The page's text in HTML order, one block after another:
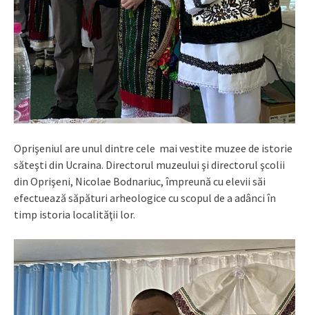
Oprişeniul are unul dintre cele mai vestite muzee de istorie
săteşti din Ucraina. Directorul muzeului şi directorul şcolii
din Oprişeni, Nicolae Bodnariuc, împreună cu elevii săi
efectuează săpături arheologice cu scopul de a adânci în
timp istoria localităţii lor.